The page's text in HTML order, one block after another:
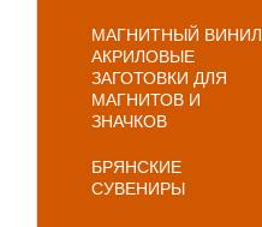
МАГНИТНЫЙ ВИНИЛ,
АКРИЛОВЫЕ
ЗАГОТОВКИ ДЛЯ
МАГНИТОВ И
ЗНАЧКОВ
БРЯНСКИЕ
СУВЕНИРЫ